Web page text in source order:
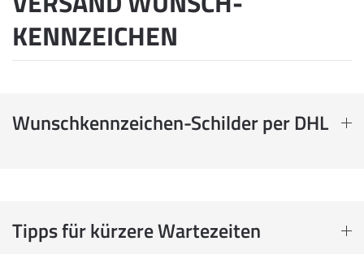
KENNZEICHEN
Wunschkennzeichen-Schilder per DHL
Tipps für kürzere Wartezeiten